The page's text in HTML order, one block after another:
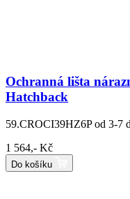
Ochranná lišta
Hatchback
59.CROCI39HZ6P od 3-7
1 564,- Kč
Do košíku